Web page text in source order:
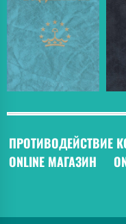
ПРОТИВОДЕЙСТВИЕ
ONLINE МАГАЗИН